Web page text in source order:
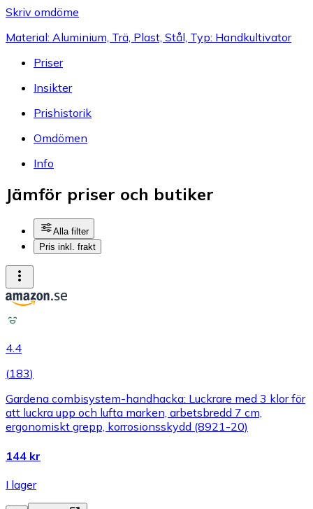
Skriv omdöme
Material: Aluminium, Trä, Plast, Stål, Typ: Handkultivator
Priser
Insikter
Prishistorik
Omdömen
Info
Jämför priser och butiker
Alla filter
Pris inkl. frakt
4.4
(183)
Gardena combisystem-handhacka: Luckrare med 3 klor för
att luckra upp och lufta marken, arbetsbredd 7 cm,
ergonomiskt grepp, korrosionsskydd (8921-20)
144 kr
I lager